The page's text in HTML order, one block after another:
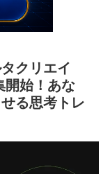
クリエイ
開始！あな
る思考トレ